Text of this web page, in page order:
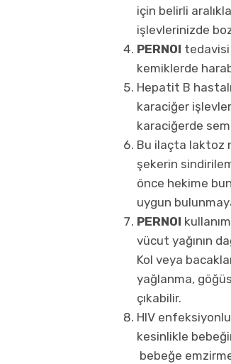
için belirli
işlevlerinizde
PERNOI tedavisi
kemiklerde
Hepatit B
karaciğer
karaciğerde
Bu ilaçta laktoz
şekerin
önce hekime
uygun
PERNOI
vücut yağının
Kol veya
yağlanma,
çıkabilir.
HIV enfeksiyonlu
kesinlikle
bebeğe